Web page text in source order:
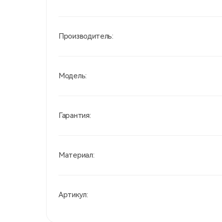
Производитель:
Модель:
Гарантия:
Материал:
Артикул: